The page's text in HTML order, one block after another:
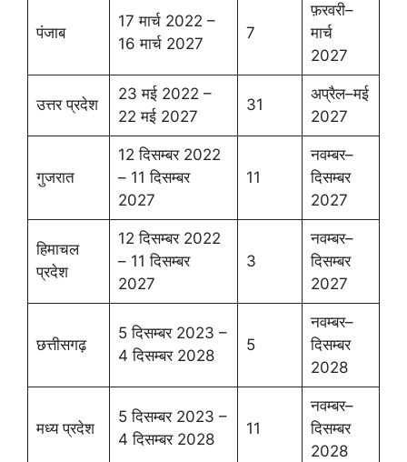
पंजाब
17 मार्च 2022 –
16 मार्च 2027
7
फ़रवरी–
मार्च
2027
उत्तर प्रदेश
23 मई 2022 –
22 मई 2027
31
अप्रैल–मई
2027
गुजरात
12 दिसम्बर 2022
– 11 दिसम्बर
2027
11
नवम्बर–
दिसम्बर
2027
हिमाचल
प्रदेश
12 दिसम्बर 2022
– 11 दिसम्बर
2027
3
नवम्बर–
दिसम्बर
2027
छत्तीसगढ़
5 दिसम्बर 2023 –
4 दिसम्बर 2028
5
नवम्बर–
दिसम्बर
2028
मध्य प्रदेश
5 दिसम्बर 2023 –
4 दिसम्बर 2028
11
नवम्बर–
दिसम्बर
2028